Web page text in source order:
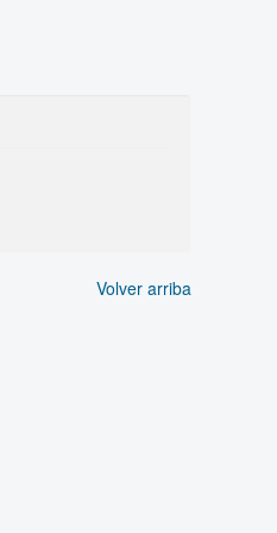
Volver arriba